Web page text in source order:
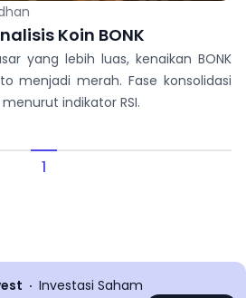
Koin BONK
yang lebih luas, kenaikan BONK
menjadi merah. Fase konsolidasi
indikator RSI.
1
Investasi Saham